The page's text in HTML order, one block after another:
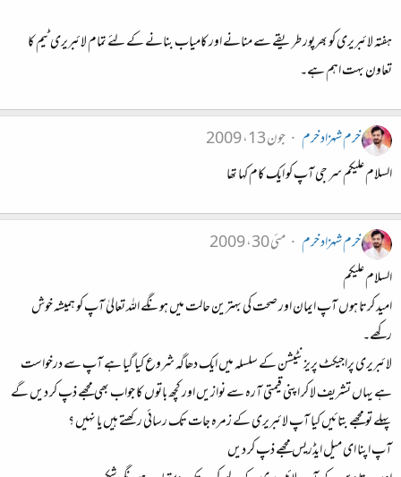
ہفتہ لائبریری کو بھرپور طریقے سے منانے اور کامیاب بنانے کے لئے تمام لائبریری ٹیم کا
تعاون بہت اہم ہے۔
خرم شہزاد خرم
جون 13، 2009
السلام علیکم سر جی آپ کو ایک کام کہا تھا
خرم شہزاد خرم
مئی 30، 2009
السلام علیکم
امید کرتا ہوں آپ ایمان اور صحت کی بہترین حالت میں ہونگے اللہ تعالیٰ آپ کو ہمیشہ خوش
رکھے۔
لائبریری پراجیکٹ پریزنٹیشن کے سلسلہ میں ایک دھاگہ شروع کیا گیا ہے آپ سے درخواست
ہے یہاں تشریف لا کر اپنی قیمتی آرہ سے نوازیں اور کچھ باتوں کا جواب بھی مجھے ذپ کر دیں گے
پہلے تو مجھے بتائیں کیا آپ لائبریری کے زمرہ جات تک رسائی رکھتے ہیں یا نہیں ؟
آپ اپنا ای میل ایڈریس مجھے ذپ کر دیں